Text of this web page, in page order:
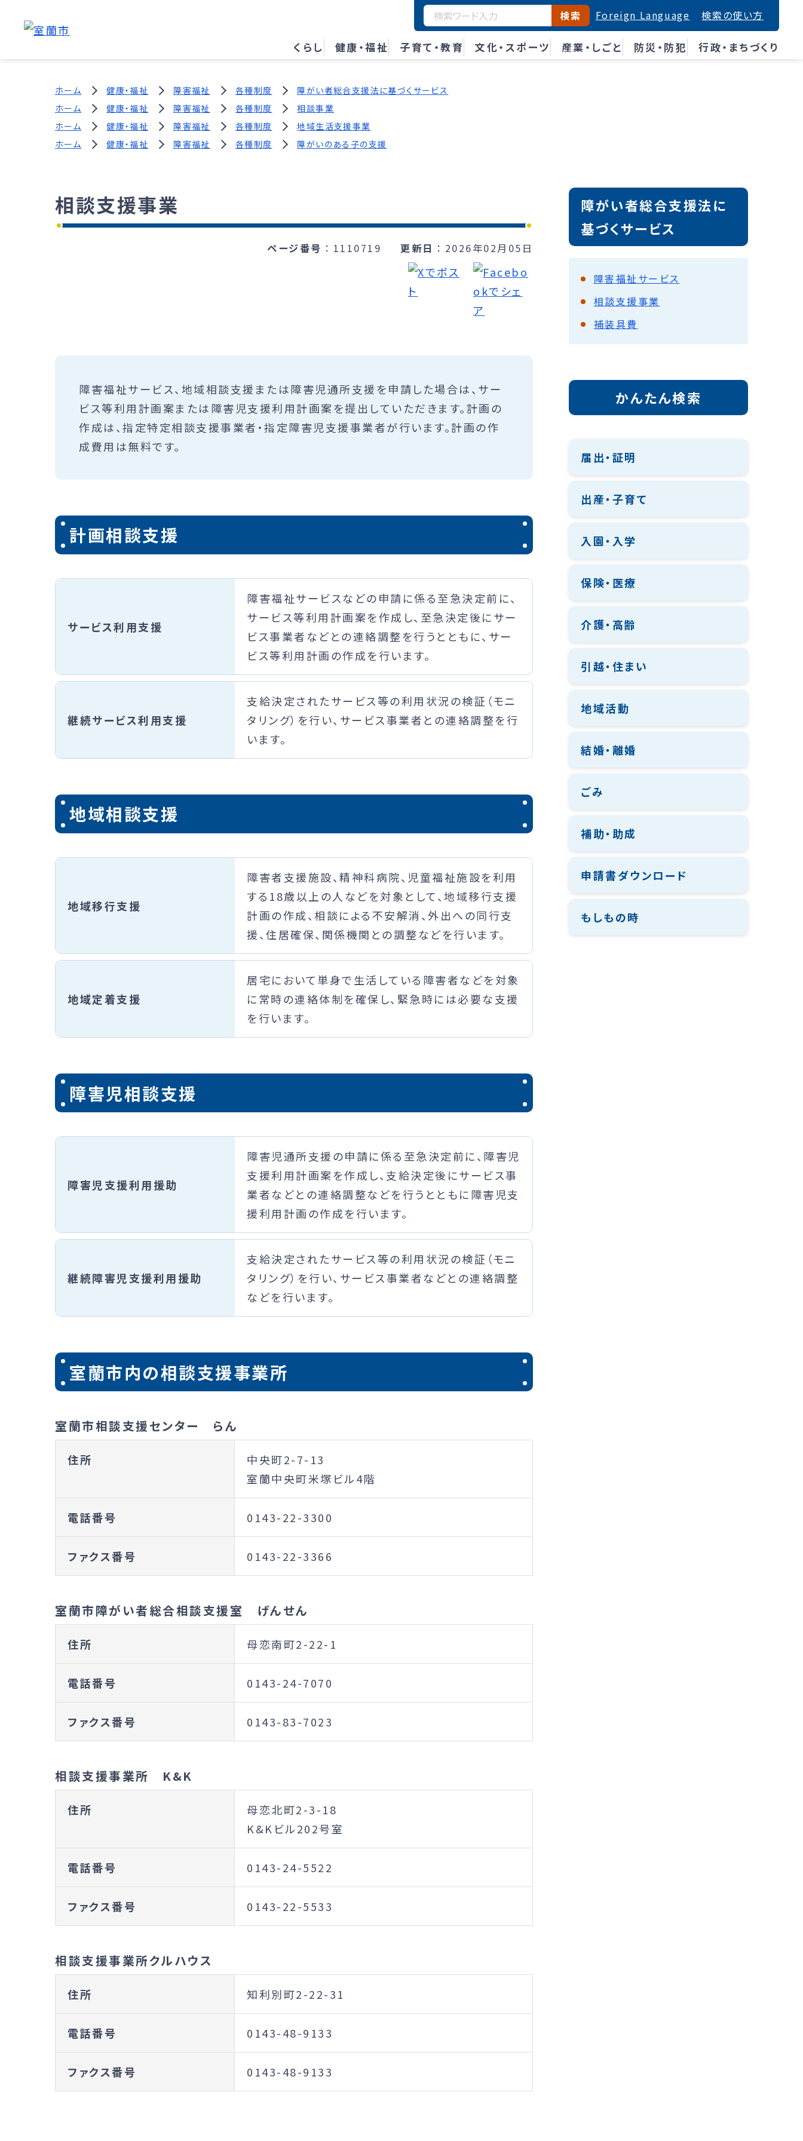
くらし 健康・福祉 子育て・教育 文化・スポーツ 産業・しごと 防災・防犯 行政・まちづくり
検索 Foreign Language 検索の使い方
ホーム 健康・福祉 障害福祉 各種制度
障がい者総合支援法に基づくサービス
ホーム
健康・福祉 障害福祉 各種制度
相談事業
ホーム
健康・福祉 障害福祉 各種制度
地域生活支援事業
ホーム
健康・福祉 障害福祉 各種制度 障がいのある子の支援
相談支援事業
ページ番号 1110719 更新日 2026年02月05日
障害福祉サービス、地域相談支援または障害児通所支援を申請した場合は、サー
ビス等利用計画案または障害児支援利用計画案を提出していただきます。計画の
作成は、指定特定相談支援事業者・指定障害児支援事業者が行います。計画の作
成費用は無料です。
計画相談支援
サービス利用支援
障害福祉サービスなどの申請に係る至急決定前に、
サービス等利用計画案を作成し、至急決定後にサー
ビス事業者などとの連絡調整を行うとともに、サー
ビス等利用計画の作成を行います。
継続サービス利用支援
支給決定されたサービス等の利用状況の検証（モニ
タリング）を行い、サービス事業者との連絡調整を行
います。
地域相談支援
地域移行支援
障害者支援施設、精神科病院、児童福祉施設を利用
する18歳以上の人などを対象として、地域移行支援
計画の作成、相談による不安解消、外出への同行支
援、住居確保、関係機関との調整などを行います。
地域定着支援
居宅において単身で生活している障害者などを対象
に常時の連絡体制を確保し、緊急時には必要な支援
を行います。
障害児相談支援
障害児支援利用援助
障害児通所支援の申請に係る至急決定前に、障害児
支援利用計画案を作成し、支給決定後にサービス事
業者などとの連絡調整などを行うとともに障害児支
援利用計画の作成を行います。
継続障害児支援利用援助
支給決定されたサービス等の利用状況の検証（モニ
タリング）を行い、サービス事業者などとの連絡調整
などを行います。
室蘭市内の相談支援事業所
室蘭市相談支援センター らん
住所
中央町2-7-13
室蘭中央町米塚ビル4階
電話番号 0143-22-3300
ファクス番号 0143-22-3366
室蘭市障がい者総合相談支援室 げんせん
住所 母恋南町2-22-1
電話番号 0143-24-7070
ファクス番号 0143-83-7023
相談支援事業所 K&K
住所
母恋北町2-3-18
K&Kビル202号室
電話番号 0143-24-5522
ファクス番号 0143-22-5533
相談支援事業所クルハウス
住所 知利別町2-22-31
電話番号 0143-48-9133
ファクス番号 0143-48-9133
障がい者総合支援法に
基づくサービス
障害福祉サービス
相談支援事業
補装具費
かんたん検索
届出・証明
出産・子育て
入園・入学
保険・医療
介護・高齢
引越・住まい
地域活動
結婚・離婚
ごみ
補助・助成
申請書ダウンロード
もしもの時